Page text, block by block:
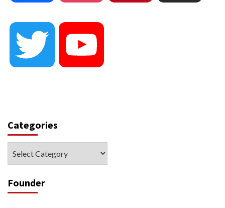
Twitter
Categories
Founder